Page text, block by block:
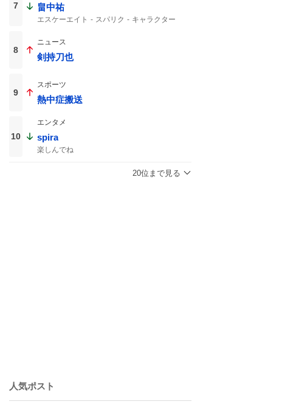
7 畠中祐
エスケーエイト スパリク
キャラクター
8
ニュース
剣持刀也
9
スポーツ
熱中症搬送
10
エンタメ
spira
楽しんでね
20位まで見る
人気ポスト